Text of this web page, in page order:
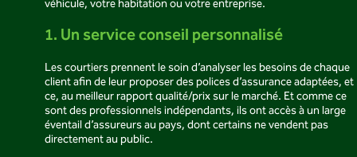
véhicule, votre habitation ou votre entreprise.
1. Un service conseil personnalisé
Les courtiers prennent le soin d’analyser les besoins de chaque
client afin de leur proposer des polices d’assurance adaptées, et
ce, au meilleur rapport qualité/prix sur le marché. Et comme ce
sont des professionnels indépendants, ils ont accès à un large
éventail d’assureurs au pays, dont certains ne vendent pas
directement au public.